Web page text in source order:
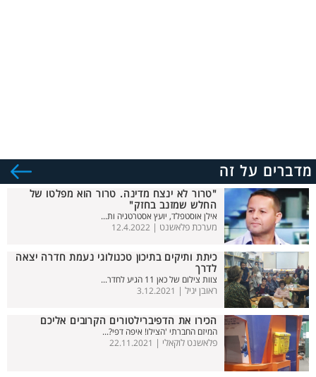
מדברים על זה
"טרור לא ינצח מדינה. טרור הוא מפלטו של
החלש שמזנב בחזק"
אילן אוסטפלד, יועץ אסטרטגיה ות...
מערכת פלאשנט | 12.4.2022
כיתת ותיקים בתיכון טכנולוגי נעמת חדרה יצאה
לדרך
צוות צילום של כאן 11 הגיע לחדר...
ראובן יגיל | 3.12.2021
הכירו את הדפיברילטורים הקרובים אליכם
המיזם החברתי 'הצילו! איפה דפי?...
פלאשנט לוקאלי | 22.11.2021